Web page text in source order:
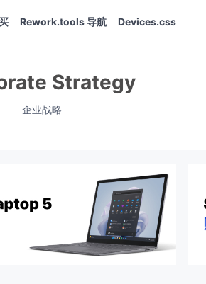
Rework.tools 导航 Devices.css
Strategy
企业战略